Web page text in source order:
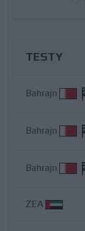
TESTY
Bahrajn
Bahrajn
Bahrajn
ZEA